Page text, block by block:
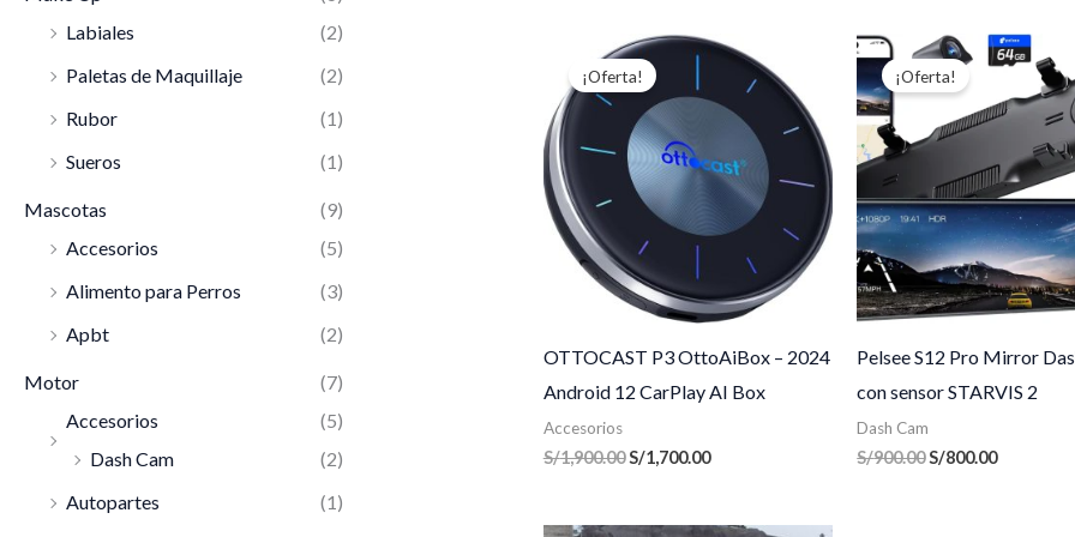
Labiales
(2)
Paletas de Maquillaje
(2)
Rubor
(1)
Sueros
(1)
Mascotas
(9)
Accesorios
(5)
Alimento para Perros
(3)
Apbt
(2)
Motor
(7)
Accesorios
(5)
Dash Cam
(2)
Autopartes
(1)
¡Oferta!
OTTOCAST P3 OttoAiBox – 2024
Android 12 CarPlay AI Box
Accesorios
S/1,900.00
El
precio
original
era:
S/1,900.00.
S/1,700.00
El
precio
actual
es:
S/1,700.00.
¡Oferta!
Pelsee S12 Pro Mirror
con sensor STARVIS 2
Dash Cam
S/900.00
El
precio
original
S/900.00.
S/800.00
El
precio
actual
es:
S/800.00.